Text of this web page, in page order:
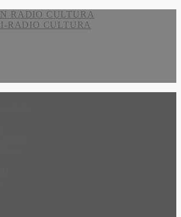
RADIO CULTURA
RADIO CULTURA